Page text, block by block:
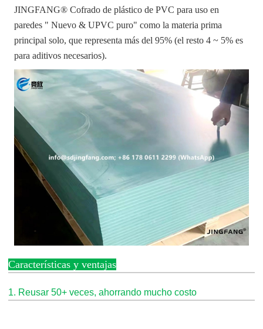
JINGFANG® Cofrado de plástico de PVC para uso en
paredes " Nuevo & UPVC puro" como la materia prima
principal solo, que representa más del 95% (el resto 4 ~ 5% es
para aditivos necesarios).
Características y ventajas
1. Reusar 50+ veces, ahorrando mucho costo